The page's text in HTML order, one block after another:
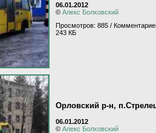
06.01.2012
© Алекс Болховский
Просмотров: 885 /
243 КБ
Орловский р-н,
06.01.2012
© Алекс Болховский